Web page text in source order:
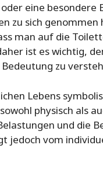
eine besondere
zu sich genommen
man auf die
ist es wichtig,
zu
Lebens
physisch als
und die
jedoch vom